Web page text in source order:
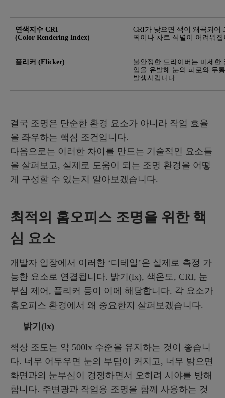
연색지수 CRI
(Color Rendering Index)
CRI가 낮으면 색이 왜곡되어
픽이나 차트 식별이 어려워집
플리커 (Flicker)
불안정한 드라이버는 미세한
임을 유발해 눈의 피로와 두
발생시킵니다
결국 조명은 단순한 환경 요소가 아니라 작업 효율
을 좌우하는 핵심 조건입니다.
다음으로는 이러한 차이를 만드는 기술적인 요소들
을 살펴보고, 실제로 도움이 되는 조명 환경을 어떻
게 구성할 수 있는지 알아보겠습니다.
최적의 홈오피스 조명을 위한 핵
심 요소
개발자 입장에서 이러한 ‘디테일’은 실제로 측정 가
능한 요소로 연결됩니다. 밝기(lx), 색온도, CRI, 눈
부심 제어, 플리커 등이 이에 해당합니다. 각 요소가
홈오피스 환경에서 왜 중요한지 살펴보겠습니다.
밝기(lx)
책상 조도는 약 500lx 수준을 유지하는 것이 좋습니
다. 너무 어두우면 눈의 부담이 커지고, 너무 밝으면
화면과의 눈부심이 경쟁하면서 오히려 시야를 방해
합니다. 주변광과 작업용 조명을 함께 사용하는 것